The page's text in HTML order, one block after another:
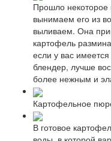
Прошло некоторое
вынимаем его из
выливаем. Она
картофель
если у вас
блендер, лучше
более нежным и
Картофельное
В готовое